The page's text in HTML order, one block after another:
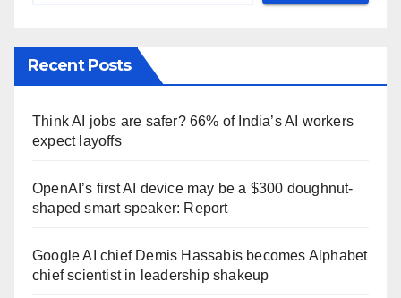
Recent Posts
Think AI jobs are safer? 66% of India’s AI workers
expect layoffs
OpenAI’s first AI device may be a $300 doughnut-
shaped smart speaker: Report
Google AI chief Demis Hassabis becomes Alphabet
chief scientist in leadership shakeup